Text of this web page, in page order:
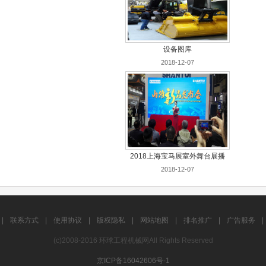
设备图库
2018-12-07
2018上海宝马展室外舞台展播
2018-12-07
联系方式 使用协议 版权隐私 网站地图 排名推广 广告服务
(c)2008-2016 环球工程机械网All Rights Reserved
京ICP备16042606号-1